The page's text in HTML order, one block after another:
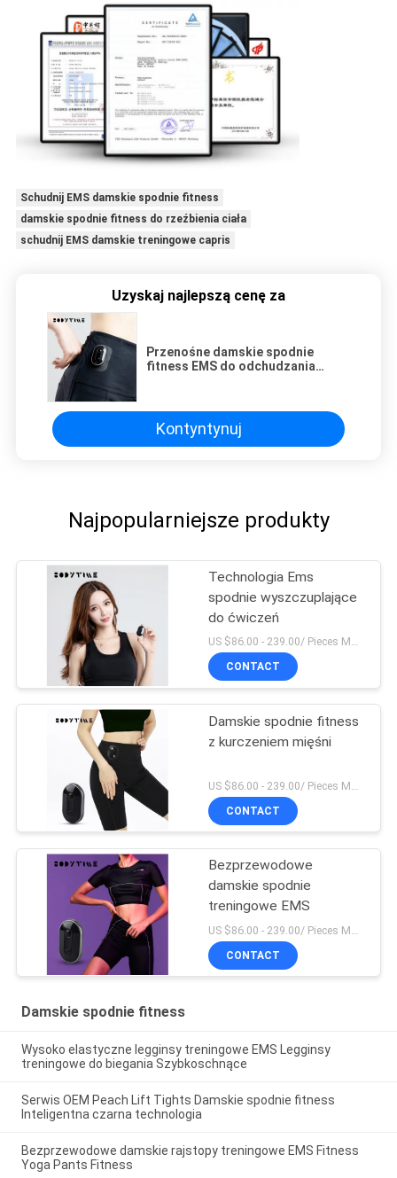
Schudnij EMS damskie spodnie fitness
damskie spodnie fitness do rzeźbienia ciała
schudnij EMS damskie treningowe capris
Uzyskaj najlepszą cenę za
Przenośne damskie spodnie
fitness EMS do odchudzania
Kontyntynuj
Najpopularniejsze produkty
Technologia Ems
spodnie wyszczuplające
do ćwiczeń
US $86.00 - 239.00/ Pieces MOQ:1 sztuk
CONTACT
Damskie spodnie fitness
z kurczeniem mięśni
US $86.00 - 239.00/ Pieces MOQ:1 sztuk
CONTACT
Bezprzewodowe
damskie spodnie
treningowe EMS
US $86.00 - 239.00/ Pieces MOQ:1 sztuk
CONTACT
Damskie spodnie fitness
Wysoko elastyczne legginsy treningowe EMS Legginsy
treningowe do biegania Szybkoschnące
Serwis OEM Peach Lift Tights Damskie spodnie fitness
Inteligentna czarna technologia
Bezprzewodowe damskie rajstopy treningowe EMS Fitness
Yoga Pants Fitness